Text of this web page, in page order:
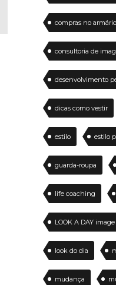
compras no armário
consultoria de
desenvolvimento
dicas como vestir
estilo estilo
guarda-roupa
life coaching
LOOK A DAY
look do dia
mudança